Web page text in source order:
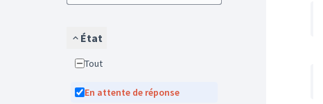
État
Tout
En attente de réponse